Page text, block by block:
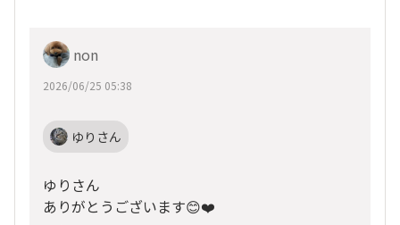
non
2026/06/25 05:38
ゆりさん
ゆりさん
ありがとうございます😊❤️